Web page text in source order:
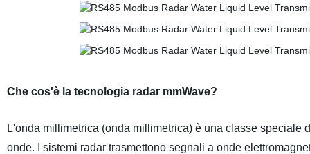
Che cos'è la tecnologia radar mmWave?
L'onda millimetrica (onda millimetrica) è una classe
onde. I sistemi radar trasmettono segnali a onde